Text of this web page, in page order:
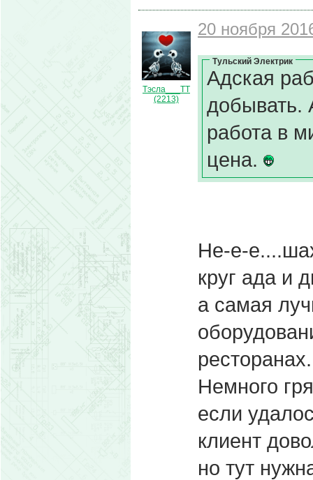
Тэсла___ТТ
(2213)
20 ноября
Тульский Электрик
Адская
добывать.
работа в
цена.
Не-е-
круг ада и
а самая
ресторанах.
Немного
если
клиент
но тут